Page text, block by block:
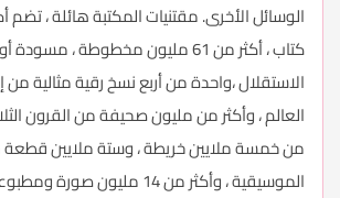
كتاب ، أكثر من 61 مليون مخطوطة ،
الاستقلال ،واحدة من أربع نسخ رقية مثالية من
العالم ، وأكثر من مليون صحيفة من القرون
من خمسة ملايين خريطة ، وستة ملايين قطعة
الموسيقية ، وأكثر من 14 مليون صورة ومطبوعات